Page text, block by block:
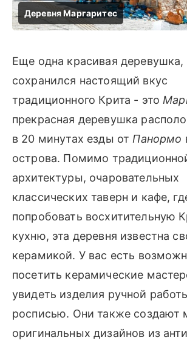
Еще одна красивая деревушка,
сохранился настоящий вкус
традиционного Крита - это
прекрасная деревушка
в 20 минутах езды отПанормо
острова. Помимо
архитектуры, очаровательных
классических таверн и кафе,
попробовать восхитительную
кухню, эта деревня известна
керамикой. У вас есть
посетить керамические
увидеть изделия ручной
росписью. Они также создают
оригинальных дизайнов из